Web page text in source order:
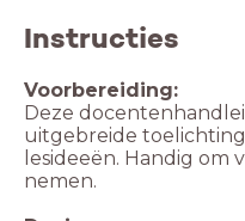
Instructies
Voorbereiding:
Deze
uitgebreide
lesideeën. Handig om
nemen.